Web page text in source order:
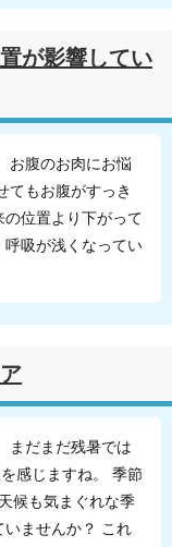
が影響してい
お腹のお肉にお悩
てもお腹がすっき
の位置より下がって
呼吸が浅くなってい
まだまだ残暑では
感じますね。 季節
候も気まぐれな季
いませんか？ これ